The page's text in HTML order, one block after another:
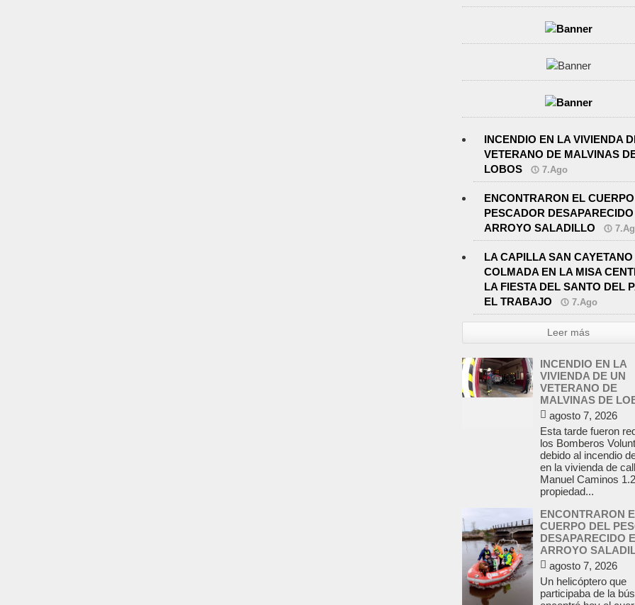
INCENDIO EN LA VIVIENDA
VETERANO DE MALVINAS
LOBOS
7.Ago
ENCONTRARON EL
PESCADOR
ARROYO SALADILLO
LA CAPILLA SAN CAYETANO
COLMADA EN LA MISA
LA FIESTA DEL SANTO DEL
EL TRABAJO
7.Ago
Leer más
INCENDIO EN LA
VIVIENDA DE UN
VETERANO DE
MALVINAS DE
agosto 7, 2026
Esta tarde fueron
los Bomberos
debido al incendio
en la vivienda de
Manuel Caminos
propiedad...
ENCONTRARON
CUERPO DEL
DESAPARECIDO
ARROYO
agosto 7, 2026
Un helicóptero que
participaba de la